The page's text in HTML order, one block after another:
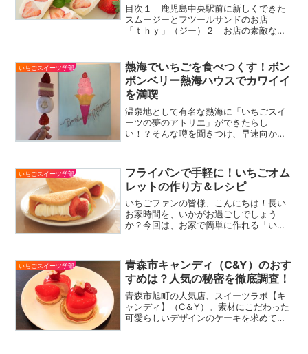
目次１ 鹿児島中央駅前に新しくできた
スムージーとフツールサンドのお店
「ｔｈｙ」（ジー）２ お店の素敵なコ
しくできたスムージーとフツールサンド
のお店2021年6月に鹿児...
いちごスイーツ学部
熱海でいちごを食べつくす！ボン
ボンベリー熱海ハウスでカワイイ
を満喫
温泉地として有名な熱海に「いちごスイ
ーツの夢のアトリエ」ができたらし
い！？そんな噂を聞きつけ、早速向かっ
HOUSE.」。ビル1棟まるごといちごづく
し！カワイイが詰まった夢のような空間
です。
いちごスイーツ学部
フライパンで手軽に！いちごオム
レットの作り方＆レシピ
いちごファンの皆様、こんにちは！長い
お家時間を、いかがお過ごしでしょう
か？今回は、お家で簡単に作れる「いち
ートのいちごバージョン。一見難しそう
に見えるオムレットですが、...
いちごスイーツ学部
青森市キャンディ（C&Y）のおす
すめは？人気の秘密を徹底調査！
青森市旭町の人気店、スイーツラボ【キ
ャンディ】（C＆Y）。素材にこだわった
可愛らしいデザインのケーキを求めて、